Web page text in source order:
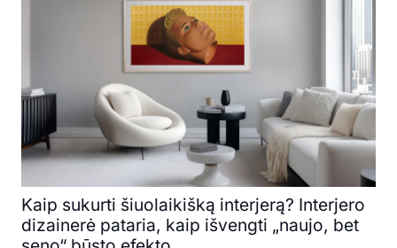
Kaip sukurti šiuolaikišką interjerą? Interjero
dizainerė pataria, kaip išvengti „naujo, bet